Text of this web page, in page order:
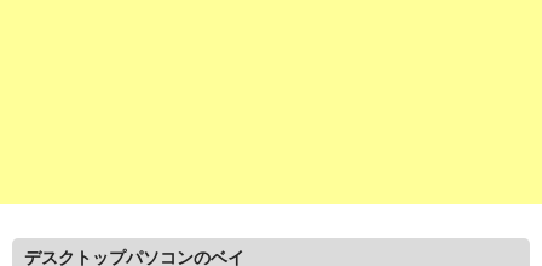
デスクトップパソコンのベイ